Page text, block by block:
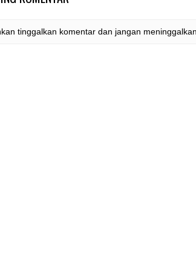
tinggalkan komentar dan jangan